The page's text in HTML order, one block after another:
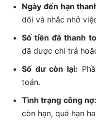
Ngày đến hạn
dõi và nhắc nhở
Số tiền đã thanh
đã được chi trả
Số dư còn lại:
toán.
Tình trạng công nợ:
còn hạn, quá hạn